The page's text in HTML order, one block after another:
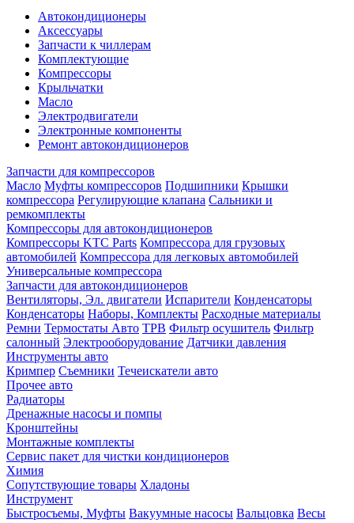
Автокондиционеры
Аксессуары
Запчасти к чиллерам
Комплектующие
Компрессоры
Крыльчатки
Масло
Электродвигатели
Электронные компоненты
Ремонт автокондиционеров
Запчасти для компрессоров
Масло Муфты компрессоров Подшипники Крышки
компрессора Регулирующие клапана Сальники и
ремкомплекты
Компрессоры для автокондиционеров
Компрессоры KTC Parts Компрессора для грузовых
автомобилей Компрессора для легковых автомобилей
Универсальные компрессора
Запчасти для автокондиционеров
Вентиляторы, Эл. двигатели Испарители Конденсаторы
Конденсаторы Наборы, Комплекты Расходные материалы
Ремни Термостаты Авто ТРВ Фильтр осушитель Фильтр
салонный Электрооборудование Датчики давления
Инструменты авто
Кримпер Съемники Течеискатели авто
Прочее авто
Радиаторы
Дренажные насосы и помпы
Кронштейны
Монтажные комплекты
Сервис пакет для чистки кондиционеров
Химия
Сопутствующие товары Хладоны
Инструмент
Быстросъемы, Муфты Вакуумные насосы Вальцовка Весы